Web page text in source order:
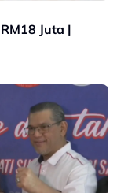
Juta |